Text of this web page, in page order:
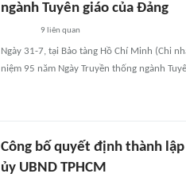
ngành Tuyên giáo của Đảng
9 liên quan
Ngày 31-7, tại Bảo tàng Hồ Chí Minh (Chi
niệm 95 năm Ngày Truyền thống ngành
Công bố quyết định thành
ủy UBND TPHCM